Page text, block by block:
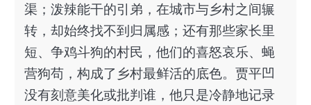
渠；泼辣能干的引弟，在城市与乡村之间辗
转，却始终找不到归属感；还有那些家长里
短、争鸡斗狗的村民，他们的喜怒哀乐、蝇
营狗苟，构成了乡村最鲜活的底色。贾平凹
没有刻意美化或批判谁，他只是冷静地记录